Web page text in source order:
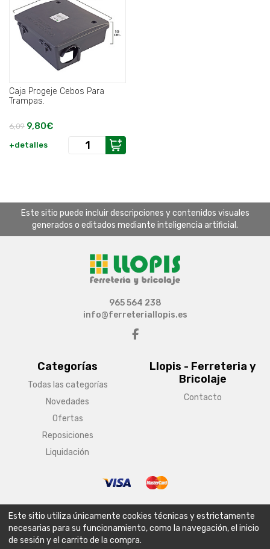
Caja Progeje Cebos Para
Trampas.
6,09 9,80€
+detalles
Este sitio puede incluir descripciones y contenidos visuales
generados o editados mediante inteligencia artificial.
Categorías
Todas las categorías
Novedades
Ofertas
Reposiciones
Liquidación
Llopis - Ferreteria y
Bricolaje
Contacto
965 564 238
info@ferreteriallopis.es
Aviso legal Condiciones generales de venta
Política de envío
Política de privacidad
Política de cookies
Este sitio utiliza únicamente cookies técnicas y estrictamente
necesarias para su funcionamiento, como la navegación, el inicio
de sesión y el carrito de la compra.